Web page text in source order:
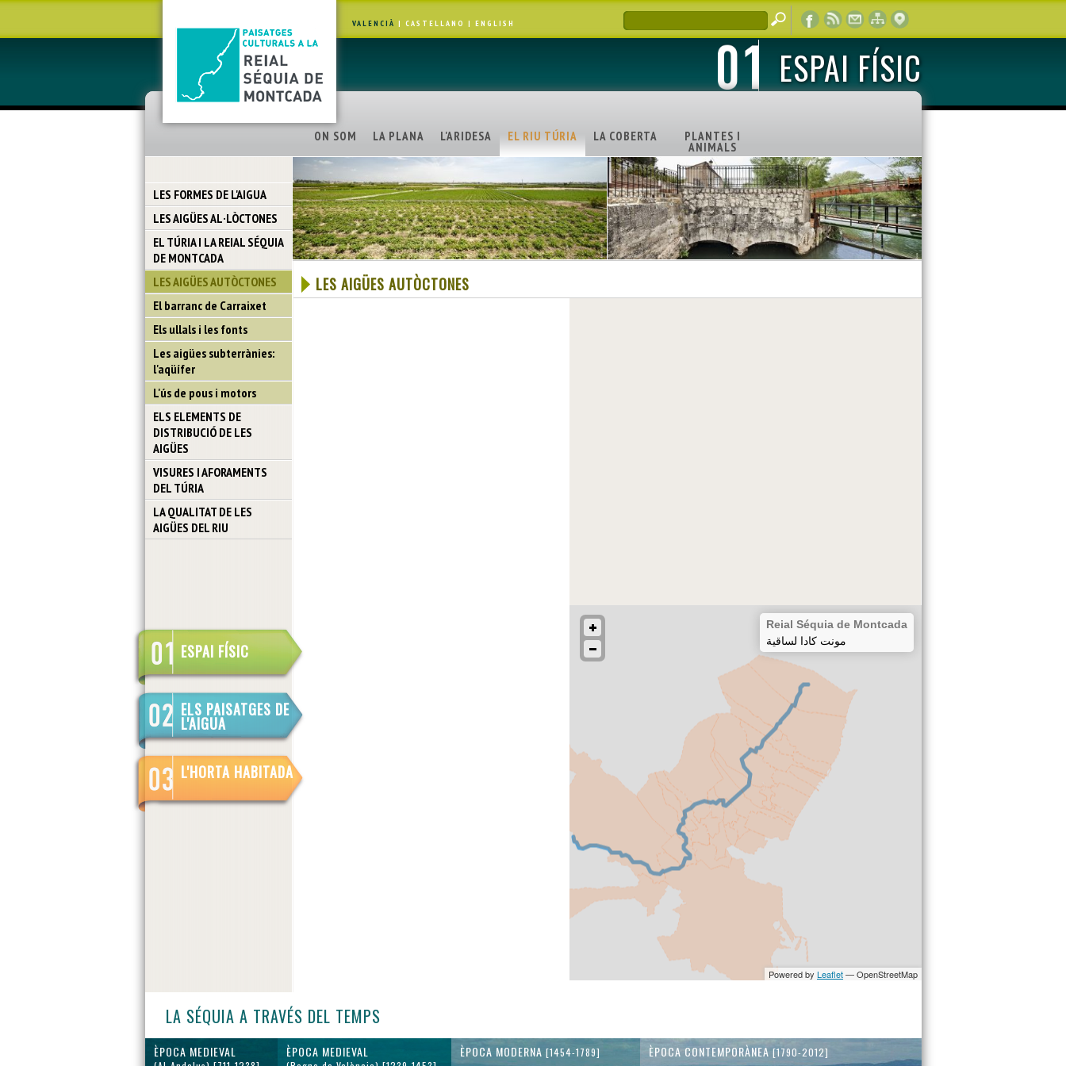
VALENCIÀ | CASTELLANO | ENGLISH
ESPAI FÍSIC
ON SOM LA PLANA L'ARIDESA EL RIU TÚRIA LA COBERTA PLANTES I
ANIMALS
LES FORMES DE L'AIGUA
LES AIGÜES AL·LÒCTONES
EL TÚRIA I LA REIAL SÉQUIA
DE MONTCADA
LES AIGÜES AUTÒCTONES
El barranc de Carraixet
Els ullals i les fonts
Les aigües subterrànies:
l'aqüífer
L'ús de pous i motors
ELS ELEMENTS DE
DISTRIBUCIÓ DE LES
AIGÜES
VISURES I AFORAMENTS
DEL TÚRIA
LA QUALITAT DE LES
AIGÜES DEL RIU
ESPAI FÍSIC
ELS PAISATGES DE
L'AIGUA
L'HORTA HABITADA
LES AIGÜES AUTÒCTONES
LA SÉQUIA A TRAVÉS DEL TEMPS
ÈPOCA MEDIEVAL ÈPOCA MEDIEVAL ÈPOCA MODERNA [1454-1789] ÈPOCA CONTEMPORÀNEA [1790-2012]